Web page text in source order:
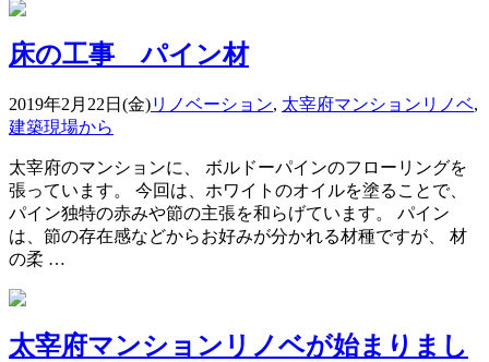
床の工事 パイン材
2019年2月22日(金)リノベーション, 太宰府マンションリノベ,
建築現場から
太宰府のマンションに、 ボルドーパインのフローリングを
張っています。 今回は、ホワイトのオイルを塗ることで、
パイン独特の赤みや節の主張を和らげています。 パイン
は、節の存在感などからお好みが分かれる材種ですが、 材
の柔 …
太宰府マンションリノベが始まりまし